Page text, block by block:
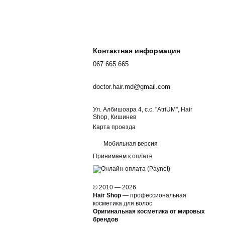
Контактная информация
067 665 665
doctor.hair.md@gmail.com
Ул. Албишоара 4, c.c. "AtriUM", Hair
Shop, Кишинев
Карта проезда
Мобильная версия
Принимаем к оплате
© 2010 — 2026
Hair Shop —профессиональная
косметика для волос
Оригинальная косметика от мировых
брендов